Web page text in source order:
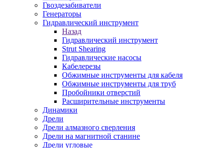
Гвоздезабиватели
Генераторы
Гидравлический инструмент
Назад
Гидравлический инструмент
Strut Shearing
Гидравлические насосы
Кабелерезы
Обжимные инструменты для кабеля
Обжимные инструменты для труб
Пробойники отверстий
Расширительные инструменты
Динамики
Дрели
Дрели алмазного сверления
Дрели на магнитной станине
Дрели угловые